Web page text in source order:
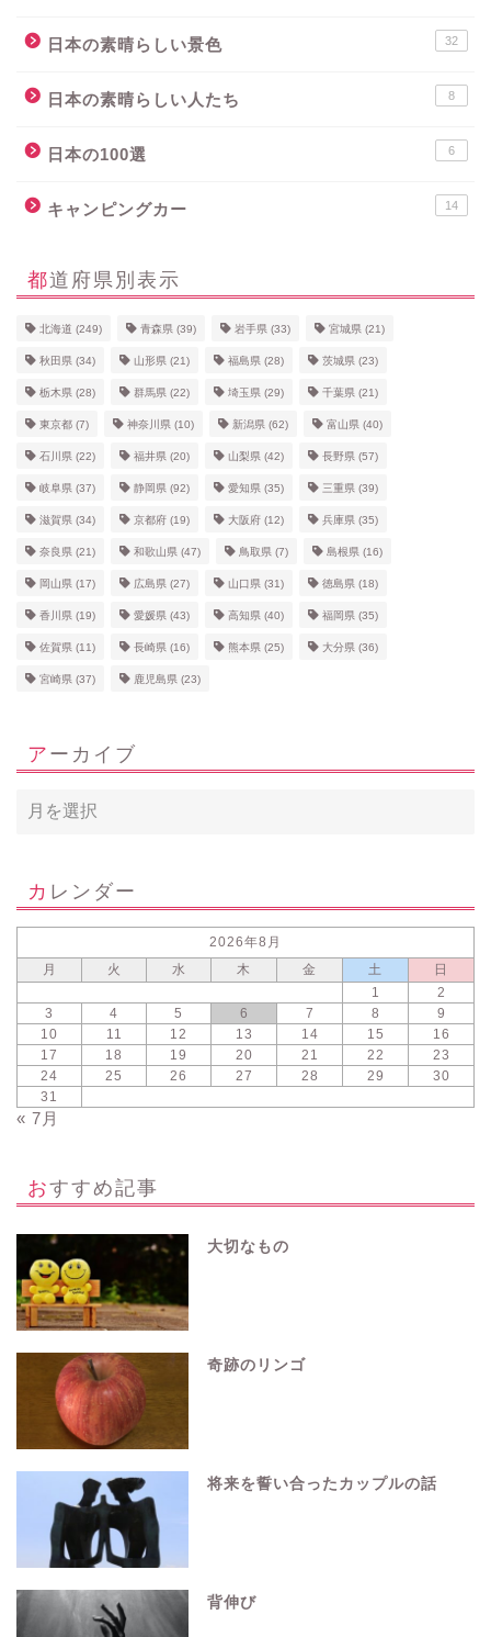
日本の素晴らしい景色 32
日本の素晴らしい人たち 8
日本の100選 6
キャンピングカー 14
都道府県別表示
北海道 (249) 青森県 (39) 岩手県 (33) 宮城県 (21)
秋田県 (34) 山形県 (21) 福島県 (28) 茨城県 (23)
栃木県 (28) 群馬県 (22) 埼玉県 (29) 千葉県 (21)
東京都 (7) 神奈川県 (10) 新潟県 (62) 富山県 (40)
石川県 (22) 福井県 (20) 山梨県 (42) 長野県 (57)
岐阜県 (37) 静岡県 (92) 愛知県 (35) 三重県 (39)
滋賀県 (34) 京都府 (19) 大阪府 (12) 兵庫県 (35)
奈良県 (21) 和歌山県 (47) 鳥取県 (7) 島根県 (16)
岡山県 (17) 広島県 (27) 山口県 (31) 徳島県 (18)
香川県 (19) 愛媛県 (43) 高知県 (40) 福岡県 (35)
佐賀県 (11) 長崎県 (16) 熊本県 (25) 大分県 (36)
宮崎県 (37) 鹿児島県 (23)
アーカイブ
カレンダー
2026年8月
月
火 水 木 金 土
日
1
2
3
4 5 6 7 8
9
10
11 12 13 14 15
16
17
18 19 20 21 22
23
24
25 26 27 28 29
30
31
« 7月
おすすめ記事
大切なもの
奇跡のリンゴ
将来を誓い合ったカップルの話
背伸び